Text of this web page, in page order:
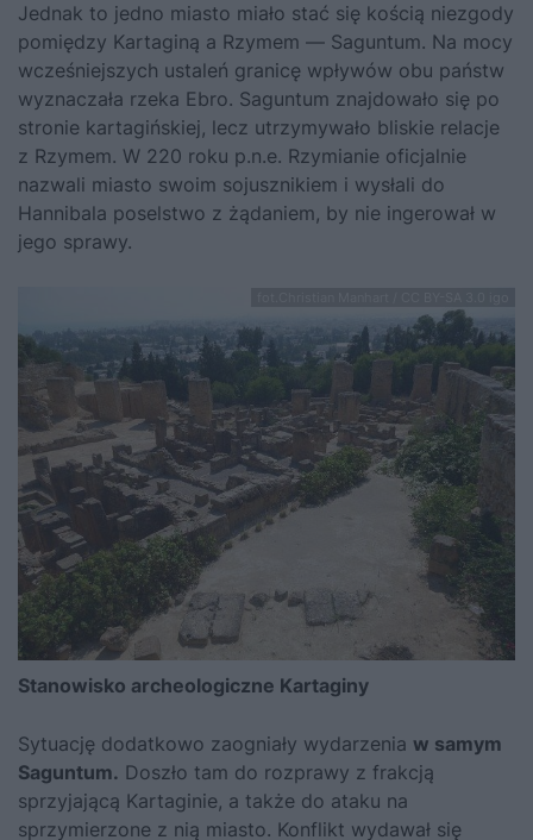
Jednak to jedno miasto miało stać się kością niezgody
pomiędzy Kartaginą a Rzymem — Saguntum. Na mocy
wcześniejszych ustaleń granicę wpływów obu państw
wyznaczała rzeka Ebro. Saguntum znajdowało się po
stronie kartagińskiej, lecz utrzymywało bliskie relacje
z Rzymem. W 220 roku p.n.e. Rzymianie oficjalnie
nazwali miasto swoim sojusznikiem i wysłali do
Hannibala poselstwo z żądaniem, by nie ingerował w
jego sprawy.
Stanowisko archeologiczne Kartaginy
Sytuację dodatkowo zaogniały wydarzenia w samym
Saguntum. Doszło tam do rozprawy z frakcją
sprzyjającą Kartaginie, a także do ataku na
sprzymierzone z nią miasto. Konflikt wydawał się